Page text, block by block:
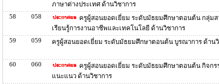
ภาษาต่างประเทศ ด้านวิชาการ
58
058
ครูผู้สอนยอดเยี่ยม ระดับมัธยมศึกษาตอนต้น กลุ่มส
เรียนรู้การงานอาชีพและเทคโนโลยี ด้านวิชาการ
59
059 ครูผู้สอนยอดเยี่ยม ระดับมัธยมศึกษาตอนต้น บูรณาการ ด้าน
60 060
ครูผู้สอนยอดเยี่ยม ระดับมัธยมศึกษาตอนต้น กิจกร
แนะแนว ด้านวิชาการ